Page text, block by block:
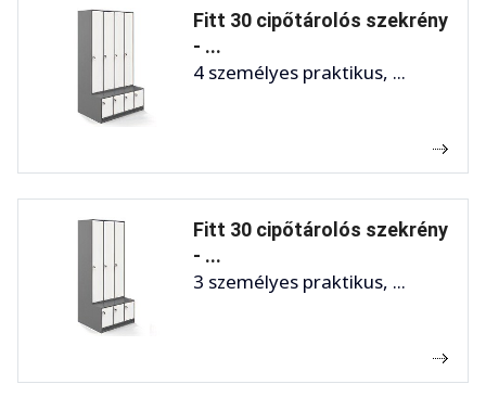
Fitt 30 cipőtárolós szekrény
- ...
4 személyes praktikus, ...
Fitt 30 cipőtárolós szekrény
- ...
3 személyes praktikus, ...